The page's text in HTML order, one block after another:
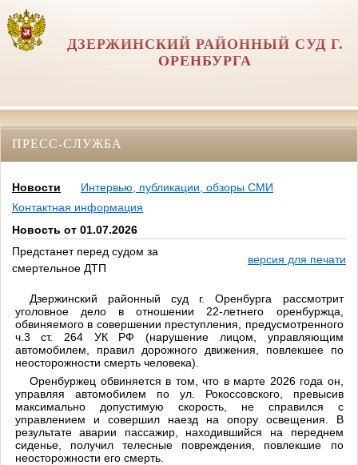
ДЗЕРЖИНСКИЙ РАЙОННЫЙ СУД Г.
ОРЕНБУРГА
ПРЕСС-СЛУЖБА
Новости
Интервью, публикации, обзоры СМИ
Контактная информация
Новость от 01.07.2026
Предстанет перед судом за
смертельное ДТП
версия для печати
Дзержинский районный суд г. Оренбурга рассмотрит
уголовное дело в отношении 22-летнего оренбуржца,
обвиняемого в совершении преступления, предусмотренного
ч.3 ст. 264 УК РФ (нарушение лицом, управляющим
автомобилем, правил дорожного движения, повлекшее по
неосторожности смерть человека).
Оренбуржец обвиняется в том, что в марте 2026 года он,
управляя автомобилем по ул. Рокоссовского, превысив
максимально допустимую скорость, не справился с
управлением и совершил наезд на опору освещения. В
результате аварии пассажир, находившийся на переднем
сиденье, получил телесные повреждения, повлекшие по
неосторожности его смерть.